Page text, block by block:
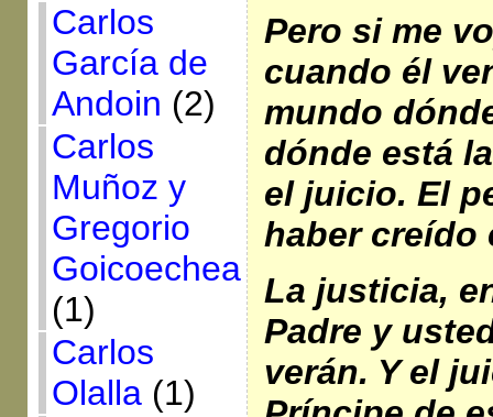
Carlos
García de
Andoin (2)
Carlos
Muñoz y
Gregorio
Goicoechea
(1)
Carlos
Olalla(1)
Pero si me
cuando él
mundo
dónde está
el juicio. El
haber creído
La justicia,
Padre y
verán. Y el